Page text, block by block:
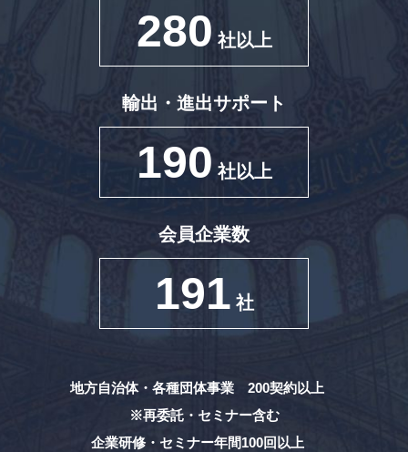
280 社以上
輸出・進出サポート
190 社以上
会員企業数
191 社
地方自治体・各種団体事業 200契約以上
※再委託・セミナー含む
企業研修・セミナー年間100回以上